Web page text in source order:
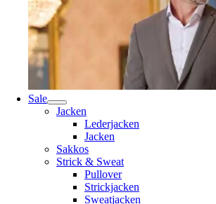
Sale
Jacken
Lederjacken
Jacken
Sakkos
Strick & Sweat
Pullover
Strickjacken
Sweatjacken